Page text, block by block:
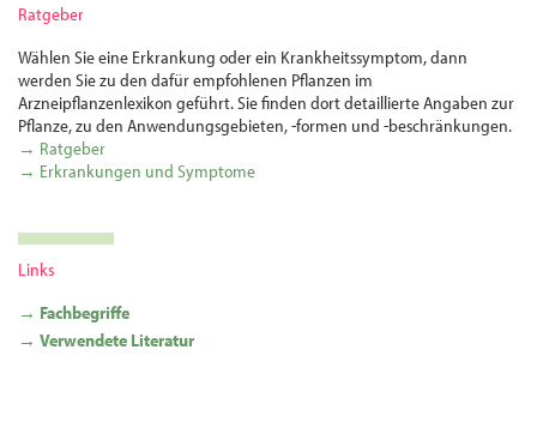
Ratgeber
Wählen Sie eine Erkrankung oder ein Krankheitssymptom, dann
werden Sie zu den dafür empfohlenen Pflanzen im
Arzneipflanzenlexikon geführt. Sie finden dort detaillierte Angaben zur
Pflanze, zu den Anwendungsgebieten, -formen und -beschränkungen.
→ Ratgeber
→ Erkrankungen und Symptome
Links
→ Fachbegriffe
→ Verwendete Literatur